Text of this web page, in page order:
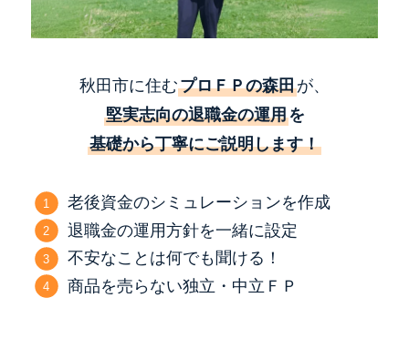
秋田市に住むプロＦＰの森田が、
堅実志向の退職金の運用を
基礎から丁寧にご説明します！
老後資金のシミュレーションを作成
退職金の運用方針を一緒に設定
不安なことは何でも聞ける！
商品を売らない独立・中立ＦＰ